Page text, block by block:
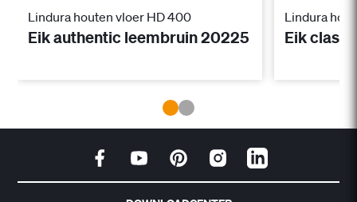
Lindura houten vloer HD 400
Eik authentic leembruin 20225
Lindura
Eik